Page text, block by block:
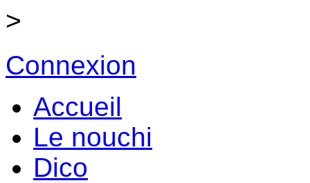
>
Connexion
Accueil
Le nouchi
Dico